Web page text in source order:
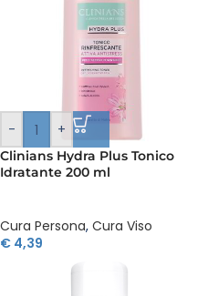
- +
Clinians Hydra Plus Tonico
Idratante 200 ml
Cura Persona, Cura Viso
€ 4,39